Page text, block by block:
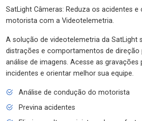
SatLight Câmeras: Reduza os acidentes e
motorista com a Videotelemetria.
A solução de videotelemetria da SatLight
distrações e comportamentos de direção
análise de imagens. Acesse as gravações
incidentes e orientar melhor sua equipe.
Análise de condução do motorista
Previna acidentes